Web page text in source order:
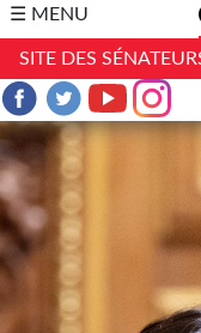
☰ MENU
SITE DES